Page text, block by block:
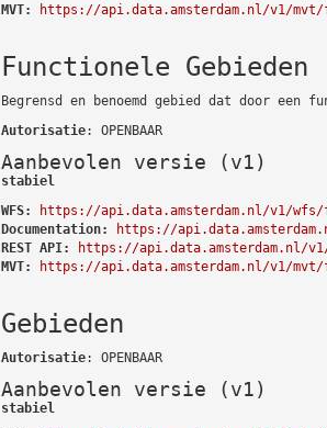
MVT:
https://api.data.amsterdam.nl/v1/
Functionele Gebieden
Begrensd en benoemd gebied dat door een
Autorisatie: OPENBAAR
Aanbevolen versie (v1)
stabiel
WFS:
https://api.data.amsterdam.nl/v1/wfs/
Documentation:
https://
REST API:
https://api.data.amsterdam.nl/
MVT:
https://api.data.amsterdam.nl/v1/mvt/
Gebieden
Autorisatie: OPENBAAR
Aanbevolen versie (v1)
stabiel